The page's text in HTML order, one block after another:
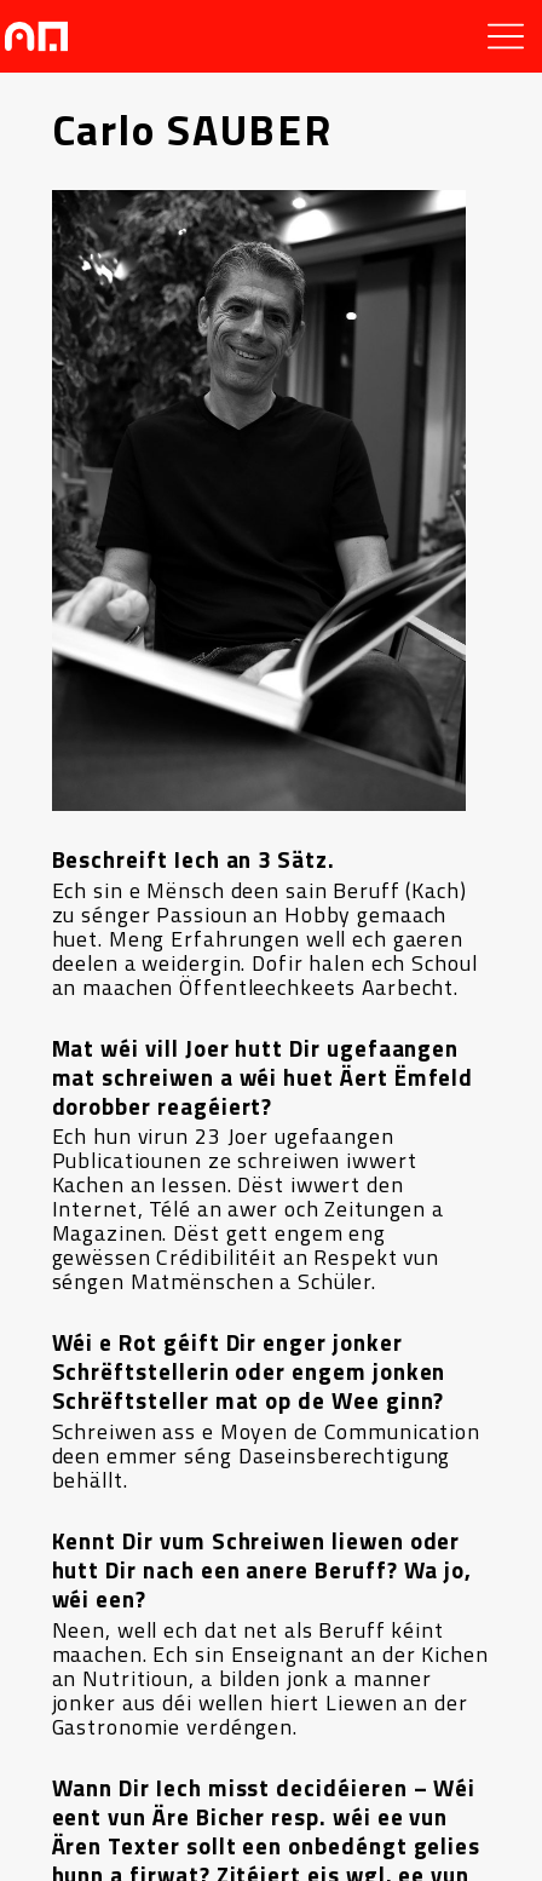
Carlo SAUBER
Beschreift Iech an 3 Sätz.
Ech sin e Mënsch deen sain Beruff (Kach)
zu sénger Passioun an Hobby gemaach
huet. Meng Erfahrungen well ech gaeren
deelen a weidergin. Dofir halen ech Schoul
an maachen Öffentleechkeets Aarbecht.
Mat wéi vill Joer hutt Dir ugefaangen
mat schreiwen a wéi huet Äert Ëmfeld
dorobber reagéiert?
Ech hun virun 23 Joer ugefaangen
Publicatiounen ze schreiwen iwwert
Kachen an Iessen. Dëst iwwert den
Internet, Télé an awer och Zeitungen a
Magazinen. Dëst gett engem eng
gewëssen Crédibilitéit an Respekt vun
séngen Matmënschen a Schüler.
Wéi e Rot géift Dir enger jonker
Schrëftstellerin oder engem jonken
Schrëftsteller mat op de Wee ginn?
Schreiwen ass e Moyen de Communication
deen emmer séng Daseinsberechtigung
behällt.
Kennt Dir vum Schreiwen liewen oder
hutt Dir nach een anere Beruff? Wa jo,
wéi een?
Neen, well ech dat net als Beruff kéint
maachen. Ech sin Enseignant an der Kichen
an Nutritioun, a bilden jonk a manner
jonker aus déi wellen hiert Liewen an der
Gastronomie verdéngen.
Wann Dir Iech misst decidéieren – Wéi
eent vun Äre Bicher resp. wéi ee vun
Ären Texter sollt een onbedéngt gelies